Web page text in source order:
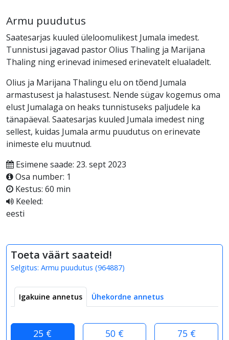
Armu puudutus
Saatesarjas kuuled üleloomulikest Jumala imedest.
Tunnistusi jagavad pastor Olius Thaling ja Marijana
Thaling ning erinevad inimesed erinevatelt elualadelt.
Olius ja Marijana Thalingu elu on tõend Jumala
armastusest ja halastusest. Nende sügav kogemus oma
elust Jumalaga on heaks tunnistuseks paljudele ka
tänapäeval. Saatesarjas kuuled Jumala imedest ning
sellest, kuidas Jumala armu puudutus on erinevate
inimeste elu muutnud.
Esimene saade: 23. sept 2023
Osa number: 1
Kestus: 60 min
Keeled:
eesti
Toeta väärt saateid!
Selgitus: Armu puudutus (964887)
Igakuine annetus Ühekordne annetus
25 € 50 € 75 €